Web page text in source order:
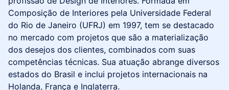
Composição de Interiores pela Universidade Federal
do Rio de Janeiro (UFRJ) em 1997, tem se destacado
no mercado com projetos que são a materialização
dos desejos dos clientes, combinados com suas
competências técnicas. Sua atuação abrange diversos
estados do Brasil e inclui projetos internacionais na
Holanda, França e Inglaterra.